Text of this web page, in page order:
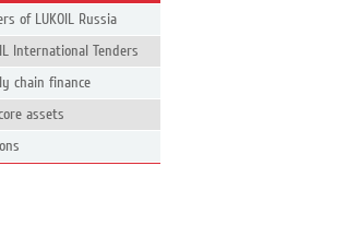
of LUKOIL Russia
International Tenders
chain finance
assets